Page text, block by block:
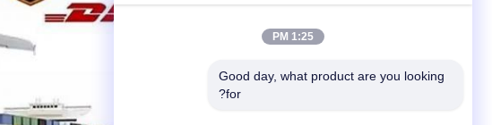
1:25 PM
Good day, what product are you looking
for?